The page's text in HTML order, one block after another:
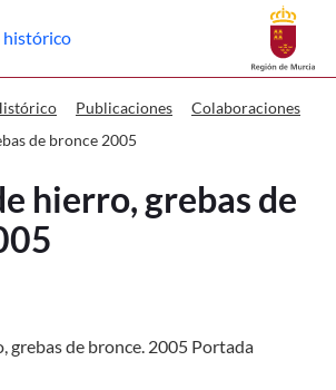
Espadas deBuscar
Publicaciones
Colaboraciones
de bronce 2005
hierro, grebas de